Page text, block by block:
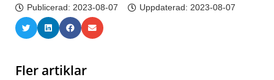
Publicerad: 2023-08-07 Uppdaterad: 2023-08-07
Fler artiklar